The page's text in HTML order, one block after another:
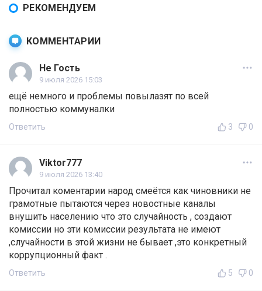
РЕКОМЕНДУЕМ
КОММЕНТАРИИ
Не Гость
9 июля 2026 15:03
ещё немного и проблемы повылазят по всей
полностью коммуналки
Ответить 3 0
Viktor777
9 июля 2026 13:40
Прочитал коментарии народ смеётся как чиновники не
грамотные пытаются через новостные каналы
внушить населению что это случайность , создают
комиссии но эти комиссии результата не имеют
,случайности в этой жизни не бывает ,это конкретный
коррупционный факт .
Ответить 5 0